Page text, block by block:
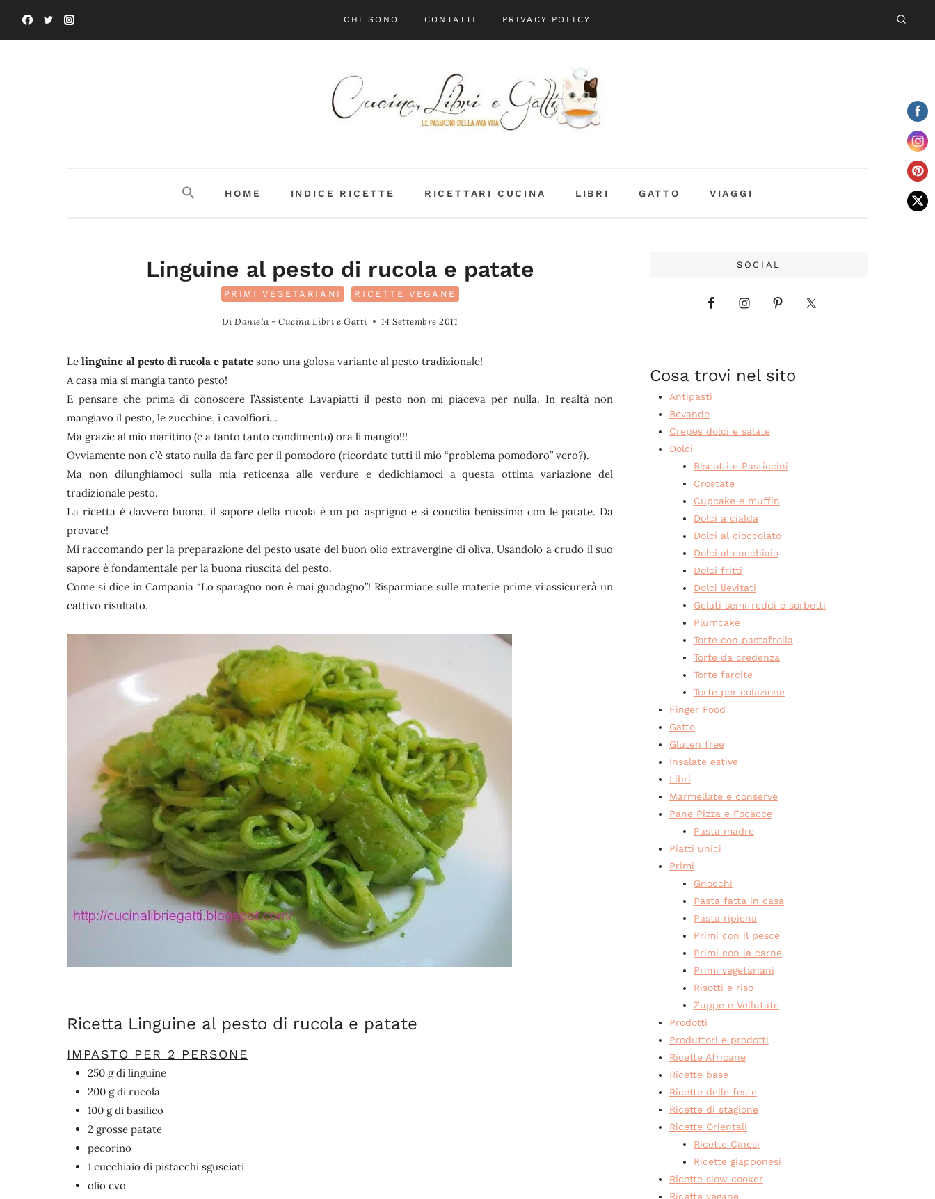
CHI SONO CONTATTI PRIVACY POLICY
HOME INDICE RICETTE RICETTARI CUCINA LIBRI GATTO VIAGGI
Linguine al pesto di rucola e patate
PRIMI VEGETARIANI RICETTE VEGANE
Di Daniela - Cucina Libri e Gatti 14 Settembre 2011
Le linguine al pesto di rucola e patate sono una golosa variante al pesto tradizionale!
A casa mia si mangia tanto pesto!
E pensare che prima di conoscere l’Assistente Lavapiatti il pesto non mi piaceva per nulla. In realtà non
mangiavo il pesto, le zucchine, i cavolfiori…
Ma grazie al mio maritino (e a tanto tanto condimento) ora li mangio!!!
Ovviamente non c’è stato nulla da fare per il pomodoro (ricordate tutti il mio “problema pomodoro” vero?).
Ma non dilunghiamoci sulla mia reticenza alle verdure e dedichiamoci a questa ottima variazione del
tradizionale pesto.
La ricetta è davvero buona, il sapore della rucola è un po’ asprigno e si concilia benissimo con le patate. Da
provare!
Mi raccomando per la preparazione del pesto usate del buon olio extravergine di oliva. Usandolo a crudo il suo
sapore è fondamentale per la buona riuscita del pesto.
Come si dice in Campania “Lo sparagno non è mai guadagno”! Risparmiare sulle materie prime vi assicurerà un
cattivo risultato.
Ricetta Linguine al pesto di rucola e patate
IMPASTO PER 2 PERSONE
250 g di linguine
200 g di rucola
100 g di basilico
2 grosse patate
pecorino
1 cucchiaio di pistacchi sgusciati
olio evo
SOCIAL
Cosa trovi nel sito
Antipasti
Bevande
Crepes dolci e salate
Dolci
Biscotti e Pasticcini
Crostate
Cupcake e muffin
Dolci a cialda
Dolci al cioccolato
Dolci al cucchiaio
Dolci fritti
Dolci lievitati
Gelati semifreddi e sorbetti
Plumcake
Torte con pastafrolla
Torte da credenza
Torte farcite
Torte per colazione
Finger Food
Gatto
Gluten free
Insalate estive
Libri
Marmellate e conserve
Pane Pizza e Focacce
Pasta madre
Piatti unici
Primi
Gnocchi
Pasta fatta in casa
Pasta ripiena
Primi con il pesce
Primi con la carne
Primi vegetariani
Risotti e riso
Zuppe e Vellutate
Prodotti
Produttori e prodotti
Ricette Africane
Ricette base
Ricette delle feste
Ricette di stagione
Ricette Orientali
Ricette Cinesi
Ricette giapponesi
Ricette slow cooker
Ricette vegane